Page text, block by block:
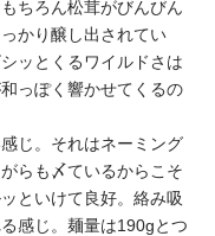
ちろん松茸がびんびん
かり醸し出されてい
ッとくるワイルドさは
っぽく響かせてくるの
じ。それはネーミング
らも〆ているからこそ
といけて良好。絡み吸
感じ。麺量は190gとつ